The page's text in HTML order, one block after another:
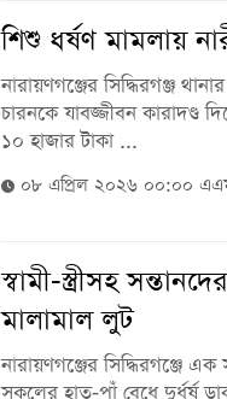
শিশু ধর্ষণ মামলায়
নারায়ণগঞ্জের সিদ্ধিরগঞ্জ
চারনকে যাবজ্জীবন কারাদণ্ড
১০ হাজার টাকা ...
০৮ এপ্রিল ২০২৬ ০০:০০
স্বামী-স্ত্রীসহ
মালামাল লুট
নারায়ণগঞ্জের সিদ্ধিরগঞ্জে
সকলের হাত-পাঁ বেধে দুর্ধর্ষ